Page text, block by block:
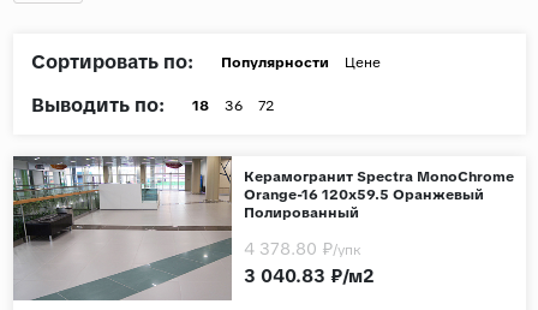
Дерево
Камень
Сортировать по: Популярности Цене
Выводить по: 18 36 72
Керамогранит Spectra MonoChrome
Orange-16 120x59.5 Оранжевый
Полированный
3 040.83 ₽/м2
4 378.80 ₽/упк